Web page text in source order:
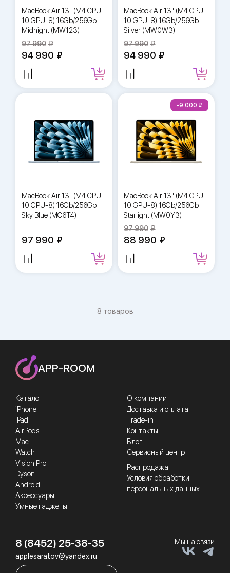
8 товаров
MacBook Air 13" (M4 CPU-
10 GPU-8) 16Gb/256Gb
Midnight (MW123)
97 990
94 990
MacBook Air 13" (M4 CPU-
10 GPU-8) 16Gb/256Gb
Silver (MW0W3)
97 990
94 990
MacBook Air 13" (M4 CPU-
10 GPU-8) 16Gb/256Gb
Sky Blue (MC6T4)
97 990
MacBook Air 13" (M4 CPU-
10 GPU-8) 16Gb/256Gb
Starlight (MW0Y3)
97 990
88 990
-9 000
Каталог
iPhone
iPad
AirPods
Mac
Watch
Vision Pro
Dyson
Android
Аксессуары
Умные гаджеты
О компании
Доставка и оплата
Trade-in
Контакты
Блог
Сервисный центр
Распродажа
Условия обработки
персональных данных
APP-ROOM
8 (8452) 25-38-35
applesaratov@yandex.ru
Мы на связи